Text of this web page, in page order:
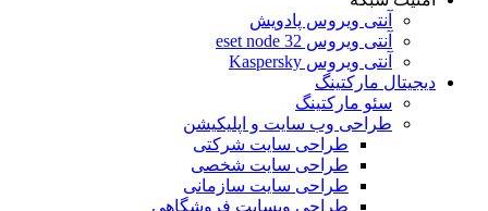
آنتی ویروس پادویش
آنتی ویروس 32 eset node
آنتی ویروس Kaspersky
دیجیتال مارکتینگ
سئو مارکتینگ
طراحی وب سایت و اپلیکیشن
طراحی سایت شرکتی
طراحی سایت شخصی
طراحی سایت سازمانی
طراحی وبسایت فروشگاهی